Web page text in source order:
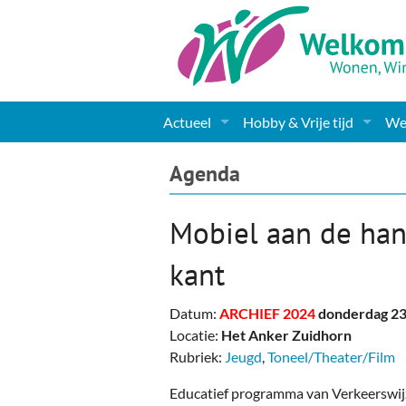
Actueel
Nieuws
Gemeente informatie
Dorpen
Columns & Redactioneel
Hobby & Vrije tijd
Kunst
Podia & Dorpshuizen
Agenda
Mobiel aan de
kant
Datum: ARCHIEF 2024donderdag
Locatie: Het Anker Zuidhorn
Rubriek: Jeugd,Toneel/Theater/Film
Educatief programma van